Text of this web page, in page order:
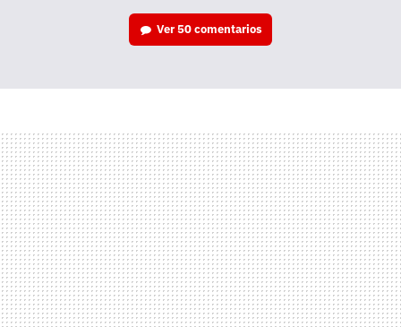
Ver50 comentarios